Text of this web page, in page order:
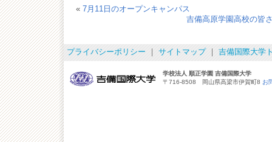
« 7月11日のオープンキャンパス
吉備高原学園高校の皆
プライバシーポリシー ｜ サイトマップ｜ 吉備国際大学
学校法人 順正学園 吉備国際大学
〒716-8508 岡山県高梁市伊賀町8 お